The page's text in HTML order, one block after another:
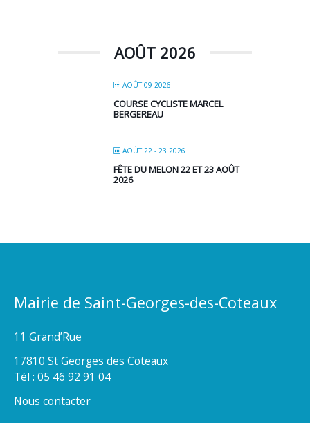
AOÛT 2026
AOÛT 09 2026
COURSE CYCLISTE MARCEL
BERGEREAU
AOÛT 22 - 23 2026
FÊTE DU MELON 22 ET 23 AOÛT
2026
Mairie de Saint-Georges-des-Coteaux
11 Grand’Rue
17810 St Georges des Coteaux
Tél : 05 46 92 91 04
Nous contacter